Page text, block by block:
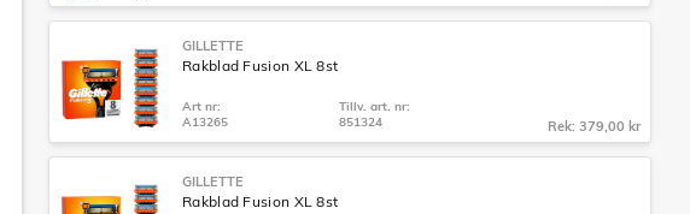
GILLETTE
Rakblad Fusion XL 8st
Art nr:
A13265
Tillv. art. nr:
851324
Rek: 379,00 kr
GILLETTE
Rakblad Fusion XL 8st